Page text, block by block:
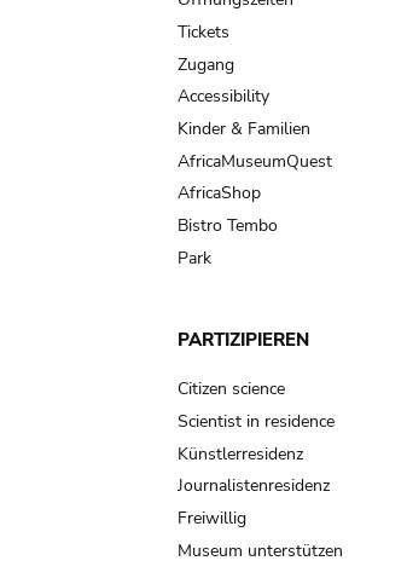
Tickets
Zugang
Accessibility
Kinder & Familien
AfricaMuseumQuest
AfricaShop
Bistro Tembo
Park
PARTIZIPIEREN
Citizen science
Scientist in residence
Künstlerresidenz
Journalistenresidenz
Freiwillig
Museum unterstützen